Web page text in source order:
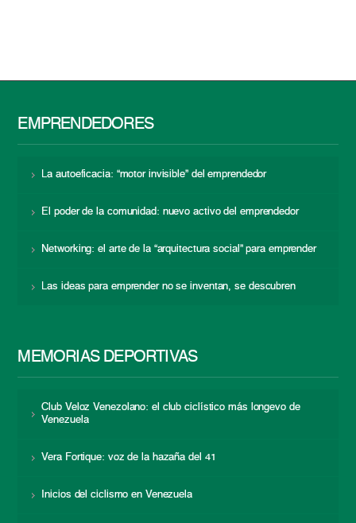
EMPRENDEDORES
La autoeficacia: “motor invisible” del emprendedor
El poder de la comunidad: nuevo activo del emprendedor
Networking: el arte de la “arquitectura social” para emprender
Las ideas para emprender no se inventan, se descubren
MEMORIAS DEPORTIVAS
Club Veloz Venezolano: el club ciclístico más longevo de
Venezuela
Vera Fortique: voz de la hazaña del 41
Inicios del ciclismo en Venezuela